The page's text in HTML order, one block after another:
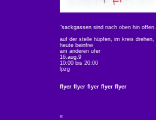
"sackgassen sind nach oben hin
auf der stelle hüpfen, im kreis
heute beinfrei
am anderen ufer
16.aug.9
10:00 bis 20:00
lpzg
flyer flyer flyer flyer flyer
«